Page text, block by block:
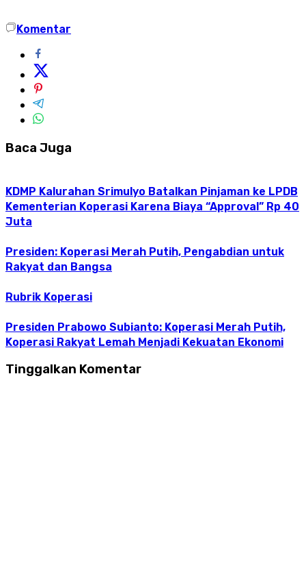
Komentar
Baca Juga
KDMP Kalurahan Srimulyo Batalkan Pinjaman ke LPDB
Kementerian Koperasi Karena Biaya “Approval” Rp 40
Juta
Presiden: Koperasi Merah Putih, Pengabdian untuk
Rakyat dan Bangsa
Rubrik Koperasi
Presiden Prabowo Subianto: Koperasi Merah Putih,
Koperasi Rakyat Lemah Menjadi Kekuatan Ekonomi
Tinggalkan Komentar